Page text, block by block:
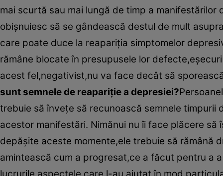
mai scurtă sau mai lungă de timp a
obişnuiesc să se gândească destul de mult
care poate duce la reapariţia simptomelor
rămâne blocate în presupusele lor
acest fel,negativist,nu va face decât să
sunt semnele de reapariţie a depresiei?
trebuie să înveţe să recunoască semnele
acestor manifestări. Nimănui nu îi face plăcere
depăşite aceste momente,ele trebuie să
amintească cum a progresat,ce a făcut pentru a
lucrurile,aspectele care l-au ajutat în mod